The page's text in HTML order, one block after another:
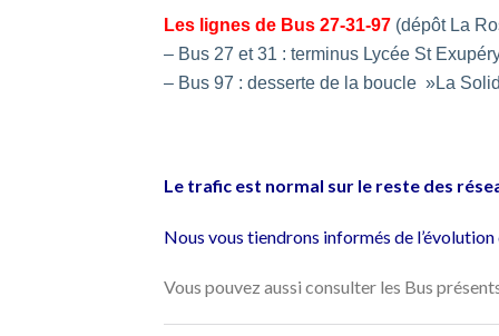
Les lignes de Bus 27-31-97 (dépôt La
– Bus 27 et 31 : terminus Lycée St
– Bus 97 : desserte de la boucle »La
Le trafic est normal sur le reste des
Nous vous tiendrons informés de l’évolution
Vous pouvez aussi consulter les Bus